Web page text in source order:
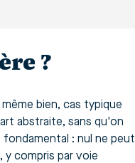
?
bien, cas typique
abstraite, sans qu'on
fondamental : nul ne peut
compris par voie